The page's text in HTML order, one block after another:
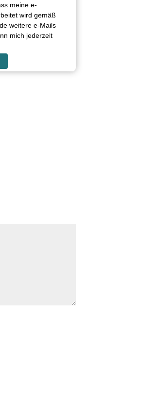
meine e-
wird gemäß
weitere e-Mails
mich jederzeit